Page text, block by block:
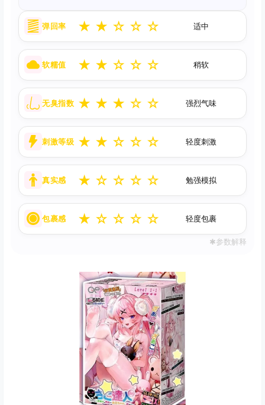
弹回率 ★ ★ ☆ ☆ ☆ 适中
软糯值 ★ ★ ☆ ☆ ☆ 稍软
无臭指数 ★ ★ ★ ☆ ☆ 强烈气味
刺激等级 ★ ★ ☆ ☆ ☆ 轻度刺激
真实感 ★ ☆ ☆ ☆ ☆ 勉强模拟
包裹感 ★ ☆ ☆ ☆ ☆ 轻度包裹
✱参数解释